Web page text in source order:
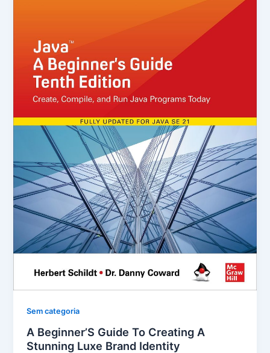
Sem categoria
A Beginner’S Guide To Creating A
Stunning Luxe Brand Identity